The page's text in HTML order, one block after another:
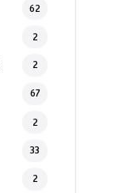
62
2
2
67
2
33
2